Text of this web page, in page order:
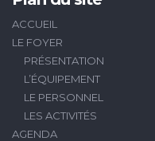
ACCUEIL
LE FOYER
PRÉSENTATION
L’ÉQUIPEMENT
LE PERSONNEL
LES ACTIVITÉS
AGENDA